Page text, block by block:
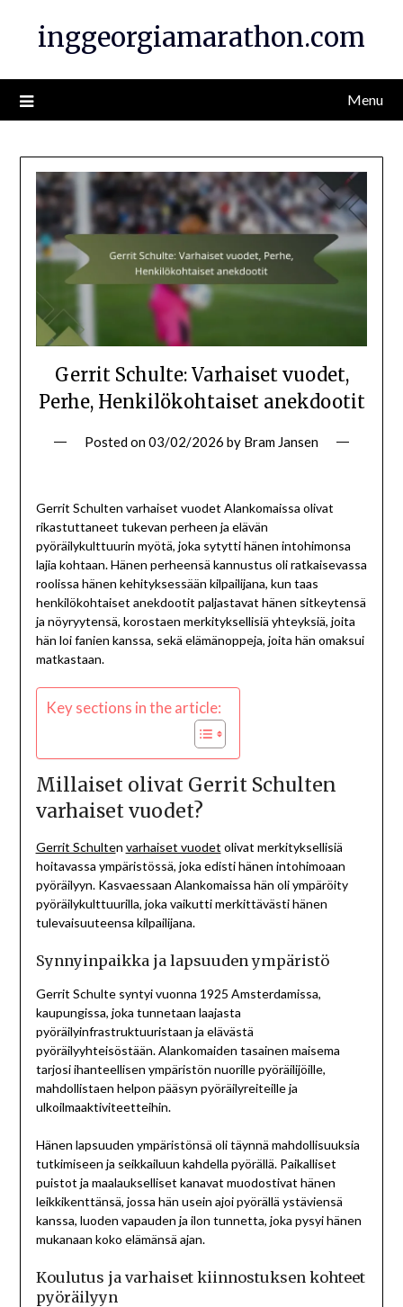
inggeorgiamarathon.com
Menu
Gerrit Schulte: Varhaiset vuodet,
Perhe, Henkilökohtaiset anekdootit
Posted on03/02/2026 by Bram Jansen
Gerrit Schulten varhaiset vuodet Alankomaissa olivat
rikastuttaneet tukevan perheen ja elävän
pyöräilykulttuurin myötä, joka sytytti hänen intohimonsa
lajia kohtaan. Hänen perheensä kannustus oli ratkaisevassa
roolissa hänen kehityksessään kilpailijana, kun taas
henkilökohtaiset anekdootit paljastavat hänen sitkeytensä
ja nöyryytensä, korostaen merkityksellisiä yhteyksiä, joita
hän loi fanien kanssa, sekä elämänoppeja, joita hän omaksui
matkastaan.
Key sections in the article:
Millaiset olivat Gerrit Schulten
varhaiset vuodet?
Gerrit Schulten varhaiset vuodet olivat merkityksellisiä
hoitavassa ympäristössä, joka edisti hänen intohimoaan
pyöräilyyn. Kasvaessaan Alankomaissa hän oli ympäröity
pyöräilykulttuurilla, joka vaikutti merkittävästi hänen
tulevaisuuteensa kilpailijana.
Synnyinpaikka ja lapsuuden ympäristö
Gerrit Schulte syntyi vuonna 1925 Amsterdamissa,
kaupungissa, joka tunnetaan laajasta
pyöräilyinfrastruktuuristaan ja elävästä
pyöräilyyhteisöstään. Alankomaiden tasainen maisema
tarjosi ihanteellisen ympäristön nuorille pyöräilijöille,
mahdollistaen helpon pääsyn pyöräilyreiteille ja
ulkoilmaaktiviteetteihin.
Hänen lapsuuden ympäristönsä oli täynnä mahdollisuuksia
tutkimiseen ja seikkailuun kahdella pyörällä. Paikalliset
puistot ja maalaukselliset kanavat muodostivat hänen
leikkikenttänsä, jossa hän usein ajoi pyörällä ystäviensä
kanssa, luoden vapauden ja ilon tunnetta, joka pysyi hänen
mukanaan koko elämänsä ajan.
Koulutus ja varhaiset kiinnostuksen kohteet
pyöräilyyn